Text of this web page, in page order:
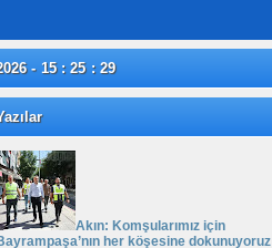
- 15 : 25 : 30
Akın: Komşularımız için
her köşesine dokunuyoruz